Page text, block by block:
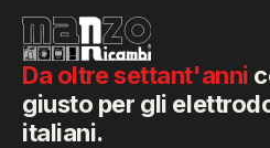
Da oltre settant'anni
giusto per gli
italiani.